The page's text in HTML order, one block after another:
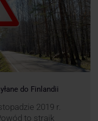
do Finlandii
2019 r.
to strajk